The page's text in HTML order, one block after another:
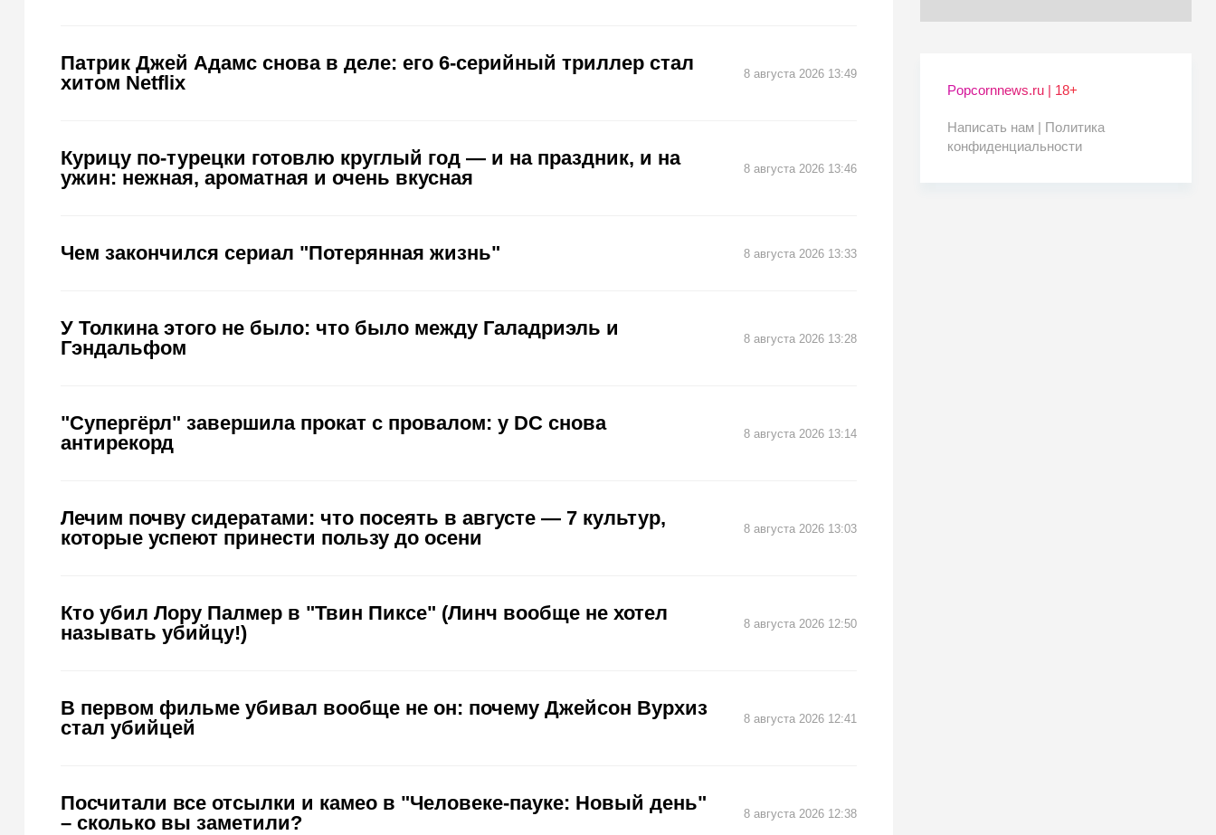
Патрик Джей Адамс снова в деле: его 6-серийный триллер стал
хитом Netflix
8 августа 2026 13:49
Курицу по-турецки готовлю круглый год — и на праздник, и на
ужин: нежная, ароматная и очень вкусная
8 августа 2026 13:46
Чем закончился сериал "Потерянная жизнь" 8 августа 2026 13:33
У Толкина этого не было: что было между Галадриэль и
Гэндальфом
8 августа 2026 13:28
"Супергёрл" завершила прокат с провалом: у DC снова
антирекорд
8 августа 2026 13:14
Лечим почву сидератами: что посеять в августе — 7 культур,
которые успеют принести пользу до осени
8 августа 2026 13:03
Кто убил Лору Палмер в "Твин Пиксе" (Линч вообще не хотел
называть убийцу!)
8 августа 2026 12:50
В первом фильме убивал вообще не он: почему Джейсон Вурхиз
стал убийцей
8 августа 2026 12:41
Посчитали все отсылки и камео в "Человеке-пауке: Новый день"
– сколько вы заметили?
8 августа 2026 12:38
Popcornnews.ru | 18+
Написать нам | Политика
конфиденциальности